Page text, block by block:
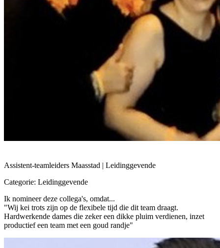
Assistent-teamleiders Maasstad | Leidinggevende
Categorie: Leidinggevende
Ik nomineer deze collega's, omdat...
"Wij kei trots zijn op de flexibele tijd die dit team draagt.
Hardwerkende dames die zeker een dikke pluim verdienen, inzet
productief een team met een goud randje"